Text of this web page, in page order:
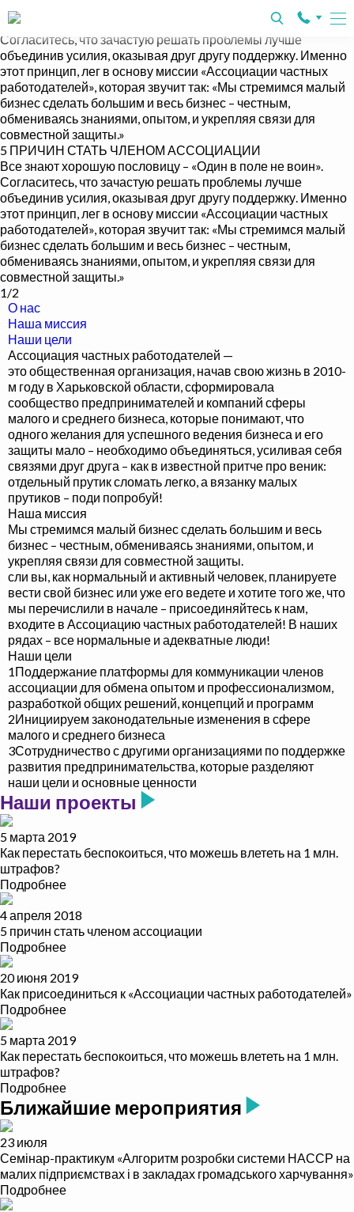
5 ПРИЧИН СТАТЬ ЧЛЕНОМ АССОЦИАЦИИ
Все знают хорошую пословицу – «Один в поле не воин».
Согласитесь, что зачастую решать проблемы лучше
объединив усилия, оказывая друг другу поддержку. Именно
этот принцип, лег в основу миссии «Ассоциации частных
работодателей», которая звучит так: «Мы стремимся малый
бизнес сделать большим и весь бизнес – честным,
обмениваясь знаниями, опытом, и укрепляя связи для
совместной защиты.»
5 ПРИЧИН СТАТЬ ЧЛЕНОМ АССОЦИАЦИИ
Все знают хорошую пословицу – «Один в поле не воин».
Согласитесь, что зачастую решать проблемы лучше
объединив усилия, оказывая друг другу поддержку. Именно
этот принцип, лег в основу миссии «Ассоциации частных
работодателей», которая звучит так: «Мы стремимся малый
бизнес сделать большим и весь бизнес – честным,
обмениваясь знаниями, опытом, и укрепляя связи для
совместной защиты.»
1/2
О нас
Наша миссия
Наши цели
Ассоциация частных работодателей —
это общественная организация, начав свою жизнь в 2010-
м году в Харьковской области, сформировала
сообщество предпринимателей и компаний сферы
малого и среднего бизнеса, которые понимают, что
одного желания для успешного ведения бизнеса и его
защиты мало – необходимо объединяться, усиливая себя
связями друг друга – как в известной притче про веник:
отдельный прутик сломать легко, а вязанку малых
прутиков – поди попробуй!
Наша миссия
Мы стремимся малый бизнес сделать большим и весь
бизнес – честным, обмениваясь знаниями, опытом, и
укрепляя связи для совместной защиты.
сли вы, как нормальный и активный человек, планируете
вести свой бизнес или уже его ведете и хотите того же, что
мы перечислили в начале – присоединяйтесь к нам,
входите в Ассоциацию частных работодателей! В наших
рядах – все нормальные и адекватные люди!
Наши цели
1Поддержание платформы для коммуникации членов
ассоциации для обмена опытом и профессионализмом,
разработкой общих решений, концепций и программ
2Инициируем законодательные изменения в сфере
малого и среднего бизнеса
3Сотрудничество с другими организациями по поддержке
развития предпринимательства, которые разделяют
наши цели и основные ценности
Наши проекты
5 марта 2019
Как перестать беспокоиться, что можешь влететь на 1 млн.
штрафов?
Подробнее
4 апреля 2018
5 причин стать членом ассоциации
Подробнее
20 июня 2019
Как присоединиться к «Ассоциации частных работодателей»
Подробнее
5 марта 2019
Как перестать беспокоиться, что можешь влететь на 1 млн.
штрафов?
Подробнее
Ближайшие мероприятия
23 июля
Семінар-практикум «Алгоритм розробки системи НАССР на
малих підприємствах і в закладах громадського харчування»
Подробнее